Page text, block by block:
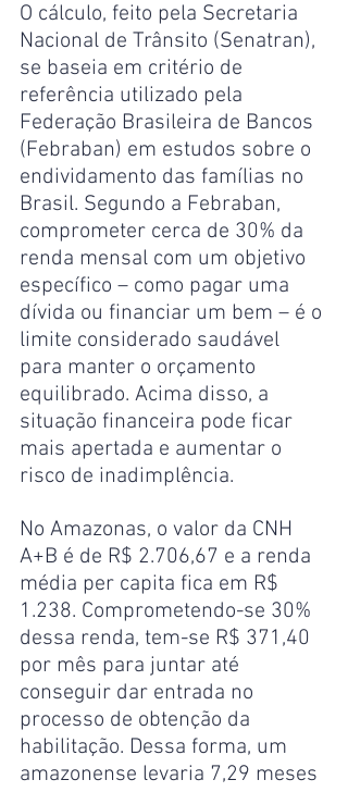
O cálculo, feito pela Secretaria
Nacional de Trânsito (Senatran),
se baseia em critério de
referência utilizado pela
Federação Brasileira de Bancos
(Febraban) em estudos sobre o
endividamento das famílias no
Brasil. Segundo a Febraban,
comprometer cerca de 30% da
renda mensal com um objetivo
específico – como pagar uma
dívida ou financiar um bem – é o
limite considerado saudável
para manter o orçamento
equilibrado. Acima disso, a
situação financeira pode ficar
mais apertada e aumentar o
risco de inadimplência.
No Amazonas, o valor da CNH
A+B é de R$ 2.706,67 e a renda
média per capita fica em R$
1.238. Comprometendo-se 30%
dessa renda, tem-se R$ 371,40
por mês para juntar até
conseguir dar entrada no
processo de obtenção da
habilitação. Dessa forma, um
amazonense levaria 7,29 meses